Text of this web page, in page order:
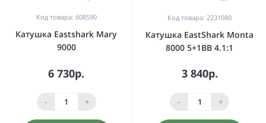
Код товара: 608590
Катушка Eastshark Mary
9000
6 730р.
- +
Код товара: 2231080
Катушка EastShark Monta
8000 5+1BB 4.1:1
3 840р.
- +